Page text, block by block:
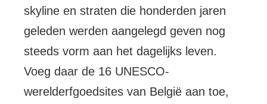
skyline en straten die honderden jaren
geleden werden aangelegd geven nog
steeds vorm aan het dagelijks leven.
Voeg daar de 16 UNESCO-
werelderfgoedsites van België aan toe,